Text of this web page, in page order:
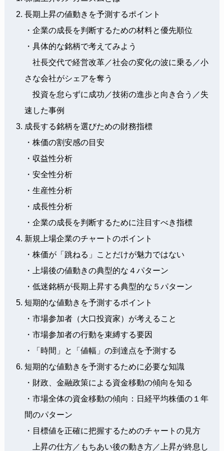
長期上昇の値動きを予測するポイント
・企業の成長を判断するための材料と優先順位
・具体的な銘柄で考えてみよう
社長交代で経営改革／社会の変化の波に乗る／小
さな会社がシェアを奪う
投資を怠らずに成功／技術の進歩と向き合う／失
速した事例
成長する銘柄を選びための財務指標
・株価の割安感の目安
・収益性分析
・安全性分析
・生産性分析
・成長性分析
・企業の成長を判断するために注目すべき指標
新規上場企業のチャートのポイント
・株価が「跳ねる」ことだけが魅力ではない
・上場後の値動きの典型的な４パターン
・低迷銘柄が長期上昇する典型的な５パターン
短期的な値動きを予測するポイント
・市場参加者（大口投資家）が考えること
・市場参加者の行動を束縛する要因
・「時間」と「値幅」の到達点を予測する
短期的な値動きを予測するために必要な知識
・財政、金融政策による資金移動の傾向を知る
・市場全体の資金移動の傾向：日経平均株価の１年
間のパターン
・目標値を正確に把握するためのチャートの見方
上昇の仕方／もちあい後の動き方／上昇が終息し